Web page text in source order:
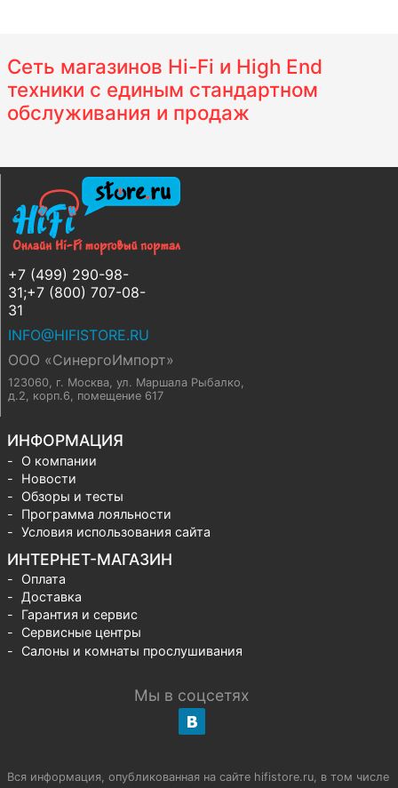
Сеть магазинов Hi-Fi и High End
техники с единым стандартном
обслуживания и продаж
+7 (499) 290-98-
31;+7 (800) 707-08-
31
INFO@HIFISTORE.RU
ООО «СинергоИмпорт»
123060, г. Москва, ул. Маршала Рыбалко,
д.2, корп.6, помещение 617
ИНФОРМАЦИЯ
О компании
Новости
Обзоры и тесты
Программа лояльности
Условия использования сайта
ИНТЕРНЕТ-МАГАЗИН
Оплата
Доставка
Гарантия и сервис
Сервисные центры
Салоны и комнаты прослушивания
Мы в соцсетях
Вся информация, опубликованная на сайте hifistore.ru, в том числе